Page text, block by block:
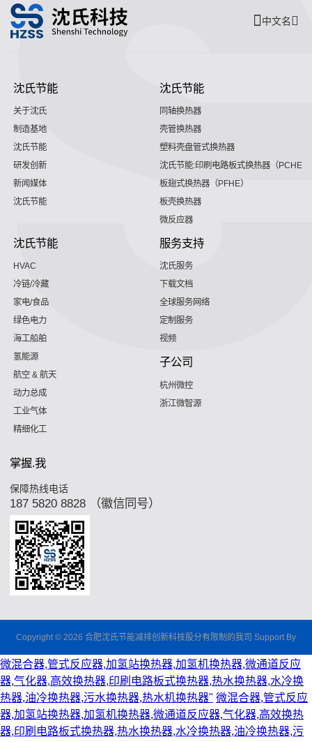
中文名
沈氏节能
关于沈氏
制造基地
沈氏节能
研发创新
新闻媒体
沈氏节能
沈氏节能
同轴换热器
壳管换热器
塑料壳盘管式换热器
沈氏节能:印刷电路板式换热器（PCHE）
板翅式换热器（PFHE）
板壳换热器
微反应器
沈氏节能
HVAC
冷链/冷藏
家电/食品
绿色电力
海工船舶
氢能源
航空 & 航天
动力总成
工业气体
精细化工
服务支持
沈氏服务
下载文档
全球服务网络
定制服务
视频
子公司
杭州微控
浙江微智源
掌握.我
保障热线电话
187 5820 8828 （徽信同号）
Copyright © 2026 合肥沈氏节能减排创新科技股分有限制的我司 Support By
微混合器,管式反应器,加氢站换热器,加氢机换热器,微通道反应
器,气化器,高效换热器,印刷电路板式换热器,热水换热器,水冷换
热器,油冷换热器,污水换热器,热水机换热器" 微混合器,管式反应
器,加氢站换热器,加氢机换热器,微通道反应器,气化器,高效换热
器,印刷电路板式换热器,热水换热器,水冷换热器,油冷换热器,污